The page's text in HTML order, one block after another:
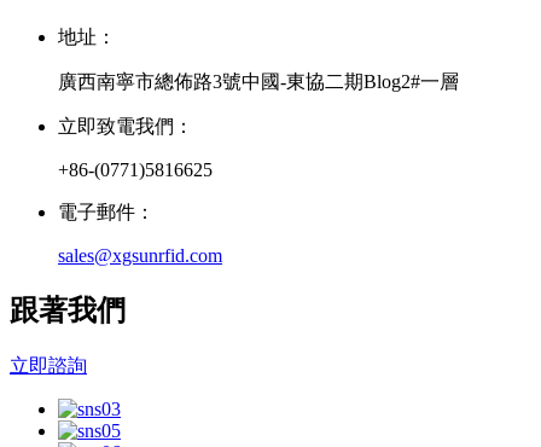
地址：
廣西南寧市總佈路3號中國-東協二期Blog2#一層
立即致電我們：
+86-(0771)5816625
電子郵件：
sales@xgsunrfid.com
跟著我們
立即諮詢